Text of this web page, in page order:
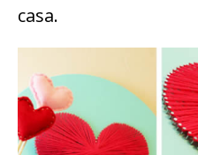
casa.